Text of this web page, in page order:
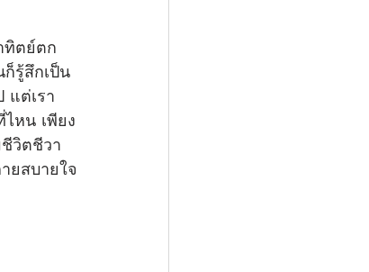
ทิตย์ตก
รู้สึกเป็น
แต่เรา
หน เพียง
วิตชีวา
ยสบายใจ